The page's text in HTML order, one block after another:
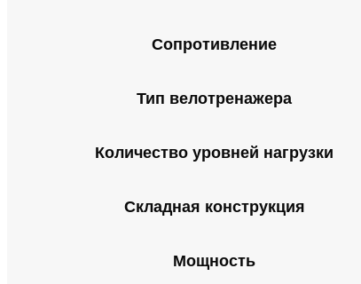
Сопротивление
Тип велотренажера
Количество уровней нагрузки
Складная конструкция
Мощность